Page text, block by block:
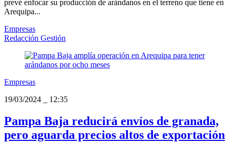
prevé enfocar su producción de arándanos en el terreno que tiene en
Arequipa...
Empresas
Redacción Gestión
Empresas
19/03/2024
12:35
Pampa Baja reducirá envíos de granada,
pero aguarda precios altos de exportación